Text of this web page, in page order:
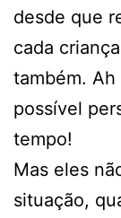
desde que
cada
também.
possível
tempo!
Mas eles
situação,